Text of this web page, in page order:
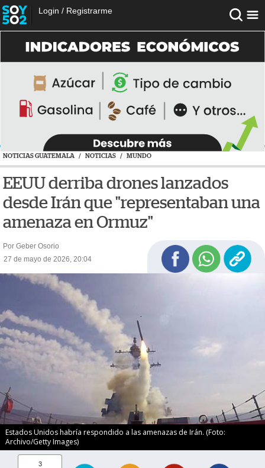
Login / Registrarme
NOTICIAS GUATEMALA / NOTICIAS / MUNDO
EEUU derriba drones lanzados
desde Irán que "representaban una
amenaza en Ormuz"
Por Geber Osorio
27 de mayo de 2026, 20:04
Estados Unidos habría respondido a las amenazas de Irán. (Foto:
Archivo/Getty Images)
3